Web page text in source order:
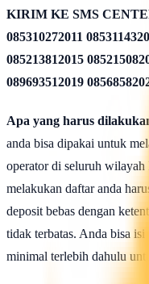
KIRIM KE SMS
085310272011
085213812015
089693512019
Apa yang harus
anda bisa dipakai untuk
operator di seluruh wilayah
melakukan daftar anda
deposit bebas dengan
tidak terbatas. Anda bisa
minimal terlebih dahulu